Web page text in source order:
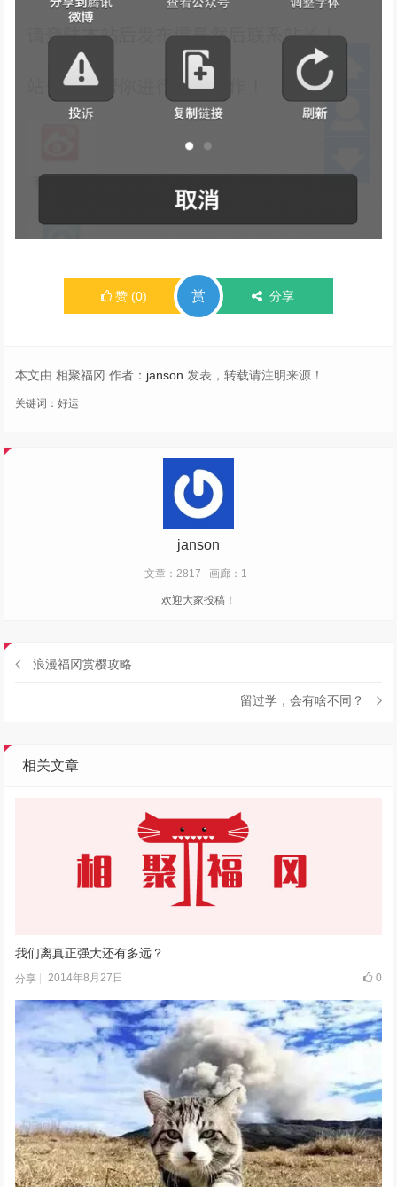
赞 (0) 赏 分享
本文由 相聚福冈 作者： janson 发表，转载请注明来源！
关键词：好运
janson
文章：2817 画廊：1
欢迎大家投稿！
浪漫福冈赏樱攻略
留过学，会有啥不同？
相关文章
我们离真正强大还有多远？
分享 2014年8月27日 0